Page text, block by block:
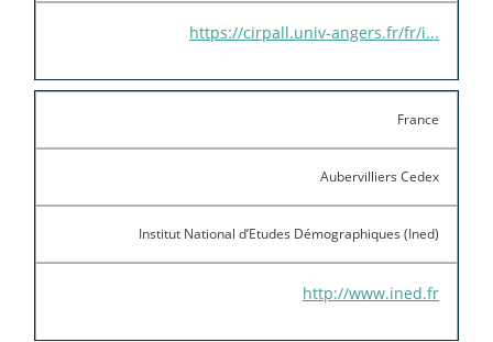
https://cirpall.univ-angers.fr/fr/i...
France
Aubervilliers Cedex
Institut National d’Etudes Démographiques (Ined)
http://www.ined.fr